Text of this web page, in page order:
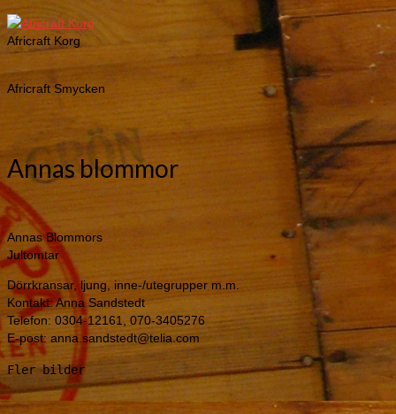
Annas blommor
Jultomtar
Dörrkransar, ljung, inne-/utegrupper m.m.
Kontakt: Anna Sandstedt
Telefon: 0304-12161, 070-3405276
E-post: anna.sandstedt@telia.com
Fler bilder
Jultomtar